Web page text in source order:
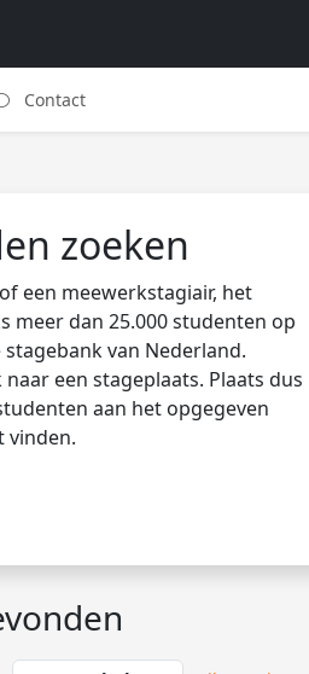
Contact
zoeken
een meewerkstagiair, het
meer dan 25.000 studenten op
van Nederland.
een stageplaats. Plaats dus
aan het opgegeven
vinden.